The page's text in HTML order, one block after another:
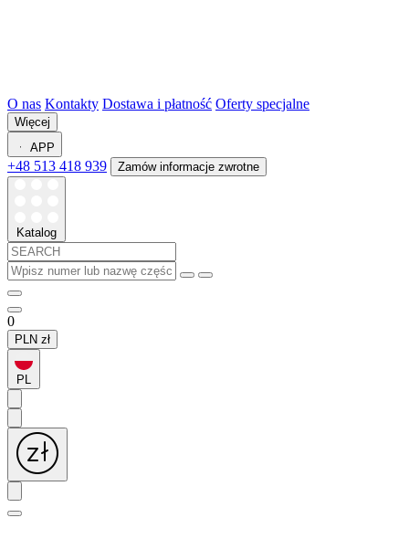
O nas Kontakty Dostawa i płatność Oferty specjalne
Więcej
APP
+48 513 418 939 Zamów informacje zwrotne
Katalog
0
PLN zł
PL